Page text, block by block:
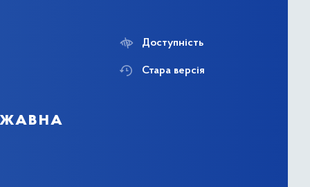
Доступність
Стара версія